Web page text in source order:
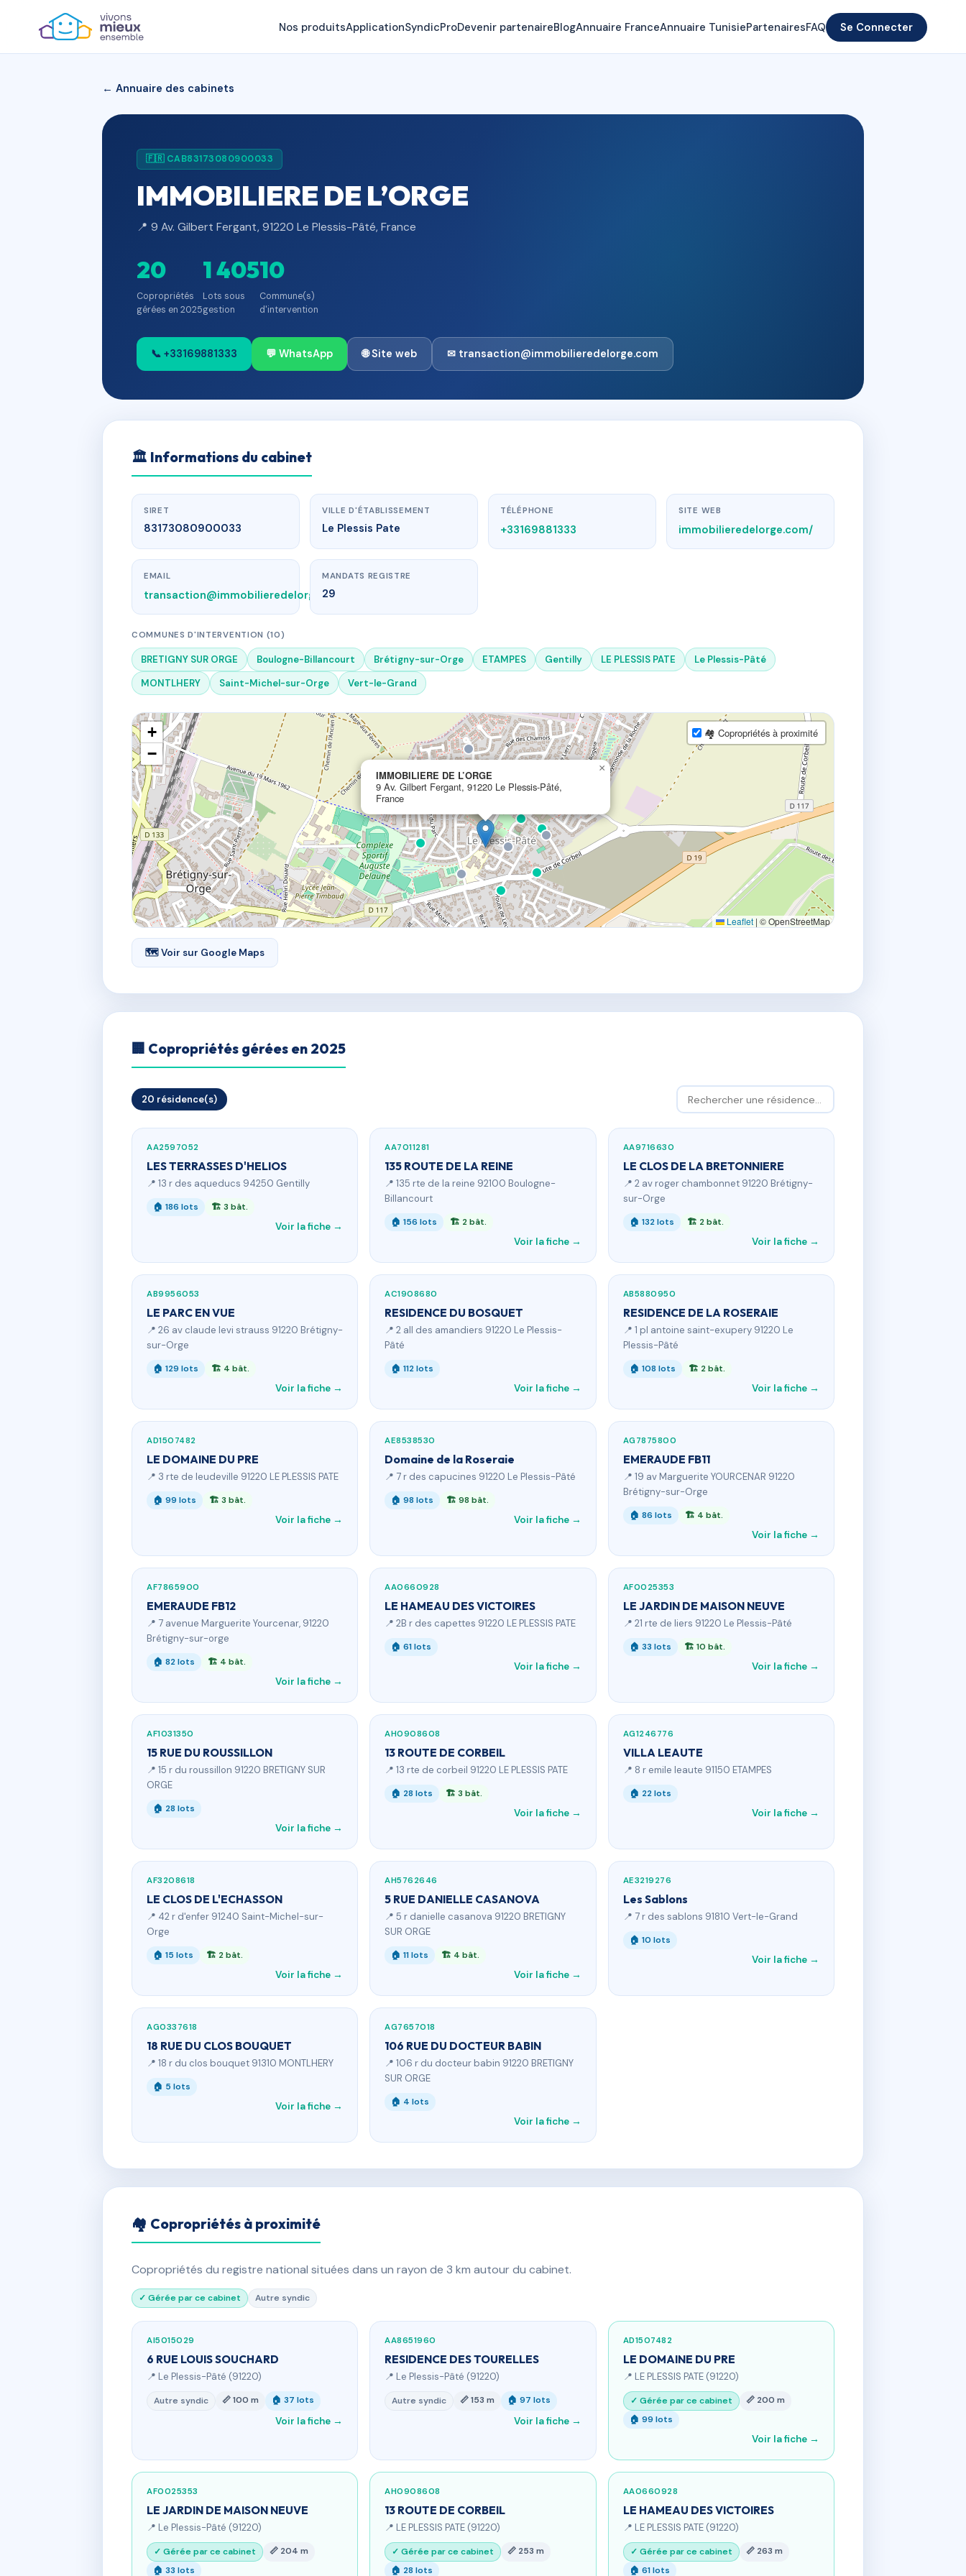
Nos produitsApplicationSyndicProDevenir partenaireBlogAnnuaire FranceAnnuaire TunisiePartenairesFAQ Se Connecter
← Annuaire des cabinets
🇫🇷 CAB83173080900033
IMMOBILIERE DE L’ORGE
📍 9 Av. Gilbert Fergant, 91220 Le Plessis-Pâté, France
20
Copropriétés
gérées en 2025
1 405
Lots sous
gestion
10
Commune(s)
d'intervention
📞 +33169881333 💬 WhatsApp 🌐 Site web ✉ transaction@immobilieredelorge.com
🏛 Informations du cabinet
SIRET
83173080900033
VILLE D'ÉTABLISSEMENT
Le Plessis Pate
TÉLÉPHONE
+33169881333
SITE WEB
immobilieredelorge.com/
EMAIL
transaction@immobilieredelorge.com
MANDATS REGISTRE
29
COMMUNES D'INTERVENTION (10)
BRETIGNY SUR ORGE Boulogne-Billancourt Brétigny-sur-Orge ETAMPES Gentilly LE PLESSIS PATE
Le Plessis-Pâté
MONTLHERY
Saint-Michel-sur-Orge Vert-le-Grand
IMMOBILIERE DE L’ORGE
9 Av. Gilbert Fergant, 91220 Le Plessis-Pâté,
France
×
+
−
🏘 Copropriétés à proximité
Leaflet | © OpenStreetMap
🗺 Voir sur Google Maps
🏢 Copropriétés gérées en 2025
20 résidence(s)
AA2597052
LES TERRASSES D'HELIOS
📍 13 r des aqueducs 94250 Gentilly
🏠 186 lots 🏗 3 bât.
Voir la fiche →
AA7011281
135 ROUTE DE LA REINE
📍 135 rte de la reine 92100 Boulogne-
Billancourt
🏠 156 lots 🏗 2 bât.
Voir la fiche →
AA9716630
LE CLOS DE LA BRETONNIERE
📍 2 av roger chambonnet 91220 Brétigny-
sur-Orge
🏠 132 lots 🏗 2 bât.
Voir la fiche →
AB9956053
LE PARC EN VUE
📍 26 av claude levi strauss 91220 Brétigny-
sur-Orge
🏠 129 lots 🏗 4 bât.
Voir la fiche →
AC1908680
RESIDENCE DU BOSQUET
📍 2 all des amandiers 91220 Le Plessis-
Pâté
🏠 112 lots
Voir la fiche →
AB5880950
RESIDENCE DE LA ROSERAIE
📍 1 pl antoine saint-exupery 91220 Le
Plessis-Pâté
🏠 108 lots 🏗 2 bât.
Voir la fiche →
AD1507482
LE DOMAINE DU PRE
📍 3 rte de leudeville 91220 LE PLESSIS PATE
🏠 99 lots 🏗 3 bât.
Voir la fiche →
AE8538530
Domaine de la Roseraie
📍 7 r des capucines 91220 Le Plessis-Pâté
🏠 98 lots 🏗 98 bât.
Voir la fiche →
AG7875800
EMERAUDE FB11
📍 19 av Marguerite YOURCENAR 91220
Brétigny-sur-Orge
🏠 86 lots 🏗 4 bât.
Voir la fiche →
AF7865900
EMERAUDE FB12
📍 7 avenue Marguerite Yourcenar, 91220
Brétigny-sur-orge
🏠 82 lots 🏗 4 bât.
Voir la fiche →
AA0660928
LE HAMEAU DES VICTOIRES
📍 2B r des capettes 91220 LE PLESSIS PATE
🏠 61 lots
Voir la fiche →
AF0025353
LE JARDIN DE MAISON NEUVE
📍 21 rte de liers 91220 Le Plessis-Pâté
🏠 33 lots 🏗 10 bât.
Voir la fiche →
AF1031350
15 RUE DU ROUSSILLON
📍 15 r du roussillon 91220 BRETIGNY SUR
ORGE
🏠 28 lots
Voir la fiche →
AH0908608
13 ROUTE DE CORBEIL
📍 13 rte de corbeil 91220 LE PLESSIS PATE
🏠 28 lots 🏗 3 bât.
Voir la fiche →
AG1246776
VILLA LEAUTE
📍 8 r emile leaute 91150 ETAMPES
🏠 22 lots
Voir la fiche →
AF3208618
LE CLOS DE L'ECHASSON
📍 42 r d'enfer 91240 Saint-Michel-sur-
Orge
🏠 15 lots 🏗 2 bât.
Voir la fiche →
AH5762646
5 RUE DANIELLE CASANOVA
📍 5 r danielle casanova 91220 BRETIGNY
SUR ORGE
🏠 11 lots 🏗 4 bât.
Voir la fiche →
AE3219276
Les Sablons
📍 7 r des sablons 91810 Vert-le-Grand
🏠 10 lots
Voir la fiche →
AG0337618
18 RUE DU CLOS BOUQUET
📍 18 r du clos bouquet 91310 MONTLHERY
🏠 5 lots
Voir la fiche →
AG7657018
106 RUE DU DOCTEUR BABIN
📍 106 r du docteur babin 91220 BRETIGNY
SUR ORGE
🏠 4 lots
Voir la fiche →
🏘 Copropriétés à proximité
Copropriétés du registre national situées dans un rayon de 3 km autour du cabinet.
✓ Gérée par ce cabinet Autre syndic
AI5015029
6 RUE LOUIS SOUCHARD
📍 Le Plessis-Pâté (91220)
Autre syndic 📏 100 m 🏠 37 lots
Voir la fiche →
AA8651960
RESIDENCE DES TOURELLES
📍 Le Plessis-Pâté (91220)
Autre syndic 📏 153 m 🏠 97 lots
Voir la fiche →
AD1507482
LE DOMAINE DU PRE
📍 LE PLESSIS PATE (91220)
✓ Gérée par ce cabinet
📏 200 m
🏠 99 lots
Voir la fiche →
AF0025353
LE JARDIN DE MAISON NEUVE
📍 Le Plessis-Pâté (91220)
✓ Gérée par ce cabinet
📏 204 m
🏠 33 lots
AH0908608
13 ROUTE DE CORBEIL
📍 LE PLESSIS PATE (91220)
✓ Gérée par ce cabinet
📏 253 m
🏠 28 lots
AA0660928
LE HAMEAU DES VICTOIRES
📍 LE PLESSIS PATE (91220)
✓ Gérée par ce cabinet
📏 263 m
🏠 61 lots